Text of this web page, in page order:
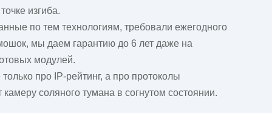
изгиба.
по тем технологиям, требовали ежегодного
мы даем гарантию до 6 лет даже на
модулей.
про IP-рейтинг, а про протоколы
соляного тумана в согнутом состоянии.